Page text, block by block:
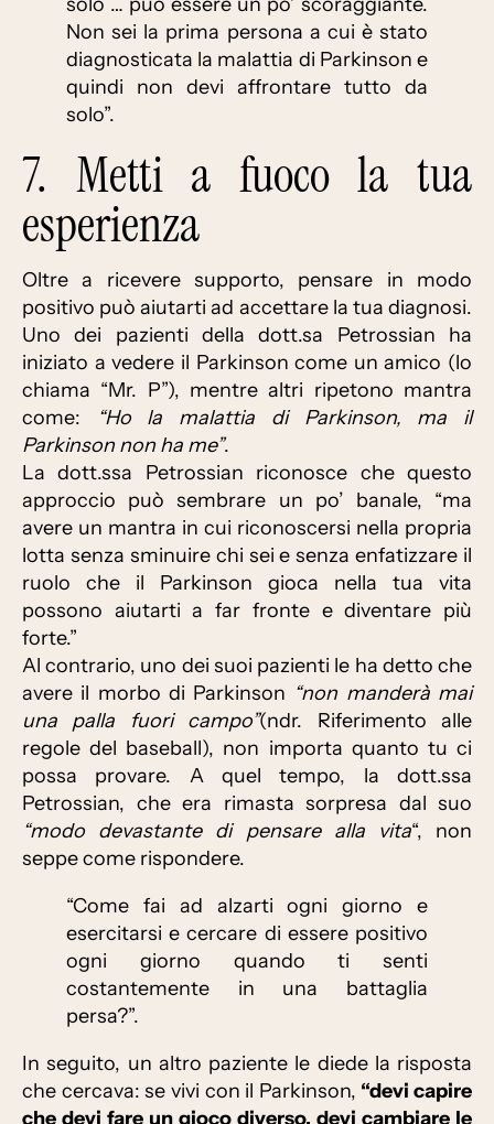
solo … può essere un po’ scoraggiante.
Non sei la prima persona a cui è stato
diagnosticata la malattia di Parkinson e
quindi non devi affrontare tutto da
solo”.
7. Metti a fuoco la tua
esperienza
Oltre a ricevere supporto, pensare in modo
positivo può aiutarti ad accettare la tua diagnosi.
Uno dei pazienti della dott.sa Petrossian ha
iniziato a vedere il Parkinson come un amico (lo
chiama “Mr. P”), mentre altri ripetono mantra
come:
“Ho la malattia di Parkinson, ma il
Parkinson non ha me”.
La dott.ssa Petrossian riconosce che questo
approccio può sembrare un po’ banale, “ma
avere un mantra in cui riconoscersi nella propria
lotta senza sminuire chi sei e senza enfatizzare il
ruolo che il Parkinson gioca nella tua vita
possono aiutarti a far fronte e diventare più
forte.”
Al contrario, uno dei suoi pazienti le ha detto che
avere il morbo di Parkinson “non manderà mai
una palla fuori campo”(ndr. Riferimento alle
regole del baseball), non importa quanto tu ci
possa provare. A quel tempo, la dott.ssa
Petrossian, che era rimasta sorpresa dal suo
“modo devastante di pensare alla vita“, non
seppe come rispondere.
“Come fai ad alzarti ogni giorno e
esercitarsi e cercare di essere positivo
ogni giorno quando ti senti
costantemente in una battaglia
persa?”.
In seguito, un altro paziente le diede la risposta
che cercava: se vivi con il Parkinson, “devi capire
che devi fare un gioco diverso, devi cambiare le